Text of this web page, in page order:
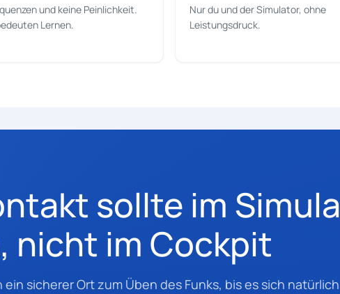
und keine Peinlichkeit.
Lernen.
Nur du und der Simulator, ohne
Leistungsdruck.
sollte im
nicht im Cockpit
sicherer Ort zum Üben des Funks, bis es sich